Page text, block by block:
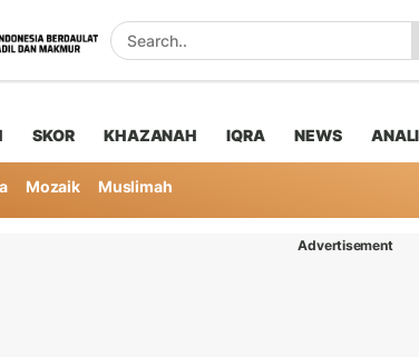
SKOR KHAZANAH IQRA NEWS
Mozaik Muslimah
Advertisement